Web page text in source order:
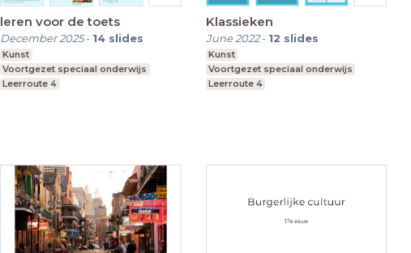
leren voor de toets
December 2025- 14 slides
Kunst
Voortgezet speciaal onderwijs
Leerroute 4
Klassieken
June 2022- 12 slides
Kunst
Voortgezet speciaal onderwijs
Leerroute 4